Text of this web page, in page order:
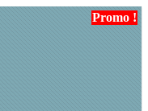
Promo !
Promo !